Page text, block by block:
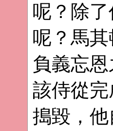
呢？除
呢？馬
負義忘
該侍從
搗毀，